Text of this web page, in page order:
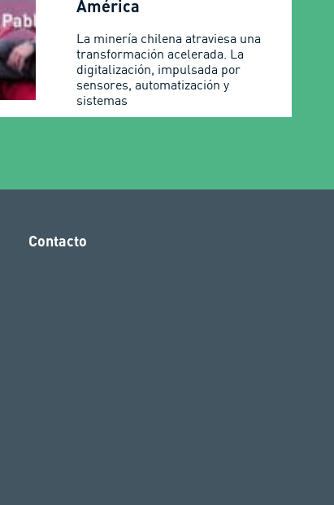
América
La minería chilena atraviesa una
transformación acelerada. La
digitalización, impulsada por
sensores, automatización y
sistemas
Contacto